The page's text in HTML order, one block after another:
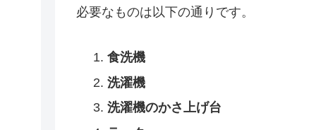
必要なものは以下の通りです。
食洗機
洗濯機
洗濯機のかさ上げ台